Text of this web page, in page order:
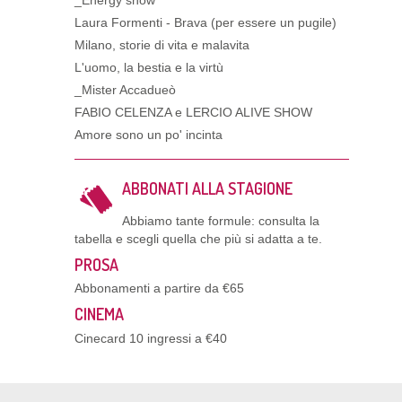
Laura Formenti - Brava (per essere un pugile)
Milano, storie di vita e malavita
L'uomo, la bestia e la virtù
_Mister Accadueò
FABIO CELENZA e LERCIO ALIVE SHOW
Amore sono un po' incinta
ABBONATI ALLA STAGIONE
Abbiamo tante formule: consulta la
tabella e scegli quella che più si adatta a te.
PROSA
Abbonamenti a partire da €65
CINEMA
Cinecard 10 ingressi a €40